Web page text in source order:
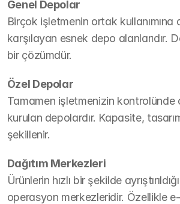
Genel Depolar
Birçok işletmenin ortak
karşılayan esnek depo alanlarıdır.
bir çözümdür.
Özel Depolar
Tamamen işletmenizin
kurulan depolardır. Kapasite,
şekillenir.
Dağıtım Merkezleri
Ürünlerin hızlı bir şekilde
operasyon merkezleridir. Özellikle